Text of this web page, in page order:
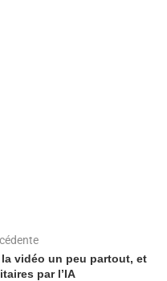
vidéo un peu partout, et
par l’IA